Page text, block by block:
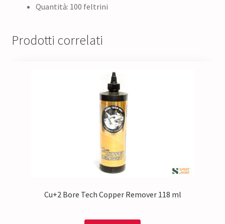
Quantità: 100 feltrini
Prodotti correlati
Cu+2 Bore Tech Copper Remover 118 ml